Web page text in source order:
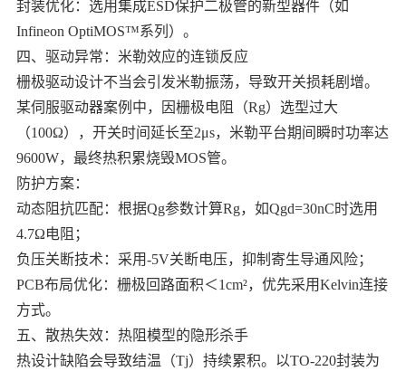
封装优化：选用集成ESD保护二极管的新型器件（如
Infineon OptiMOS™系列）。
四、驱动异常：米勒效应的连锁反应
栅极驱动设计不当会引发米勒振荡，导致开关损耗剧增。
某伺服驱动器案例中，因栅极电阻（Rg）选型过大
（100Ω），开关时间延长至2μs，米勒平台期间瞬时功率达
9600W，最终热积累烧毁MOS管。
防护方案：
动态阻抗匹配：根据Qg参数计算Rg，如Qgd=30nC时选用
4.7Ω电阻；
负压关断技术：采用-5V关断电压，抑制寄生导通风险；
PCB布局优化：栅极回路面积＜1cm²，优先采用Kelvin连接
方式。
五、散热失效：热阻模型的隐形杀手
热设计缺陷会导致结温（Tj）持续累积。以TO-220封装为